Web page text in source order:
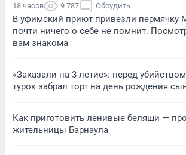
18 часов 9 787 Обсудить
В уфимский приют привезли пермячку
почти ничего о себе не помнит.
вам знакома
«Заказали на 3-летие»: перед
турок забрал торт на день рождения
Как приготовить ленивые беляши —
жительницы Барнаула